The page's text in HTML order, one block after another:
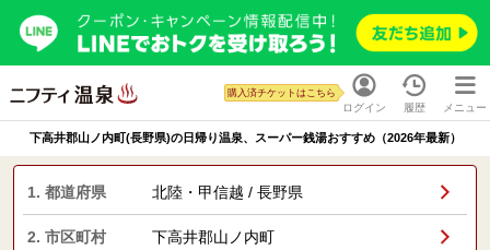
ログイン
購入済チケットはこちら
履歴 メニュー
下高井郡山ノ内町(長野県)の日帰り温泉、スーパー銭湯おすすめ（2026年最新）
1. 都道府県 北陸・甲信越 / 長野県
2. 市区町村 下高井郡山ノ内町